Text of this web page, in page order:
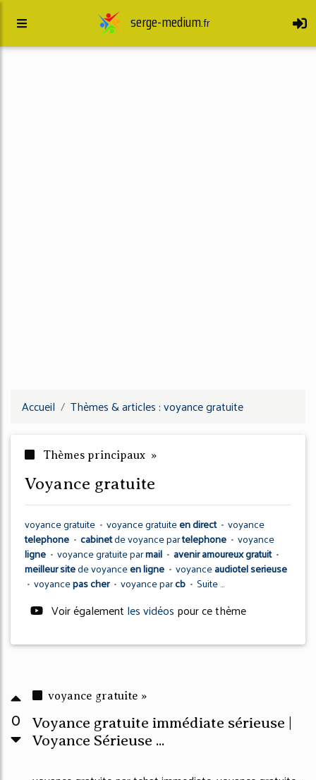
serge-medium.fr
Accueil Thèmes & articles : voyance gratuite
Thèmes principaux »
voyance gratuite
voyance gratuite • voyance gratuiteen direct • voyance
telephone • cabinetdevoyancepartelephone • voyance
ligne • voyance gratuiteparmail • avenir amoureux gratuit •
meilleur sitedevoyanceen ligne • voyanceaudiotel serieuse
• voyancepas cher • voyanceparcb • Suite ...
Voir également les vidéos pour ce thème
0
voyance gratuite »
Voyance gratuite immédiate sérieuse |
Voyance Sérieuse ...